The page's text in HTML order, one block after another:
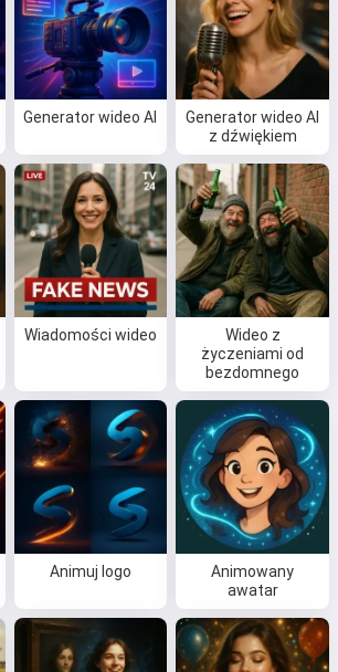
Generator wideo AI
Generator wideo AI
z dźwiękiem
Wiadomości wideo
Wideo z
życzeniami od
bezdomnego
Animuj logo
Animowany
awatar